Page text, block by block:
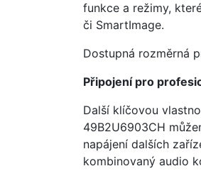
funkce a režimy,
či SmartImage.
Dostupná rozměrná
Připojení pro
Další klíčovou
49B2U6903CH
napájení dalších
kombinovaný audio